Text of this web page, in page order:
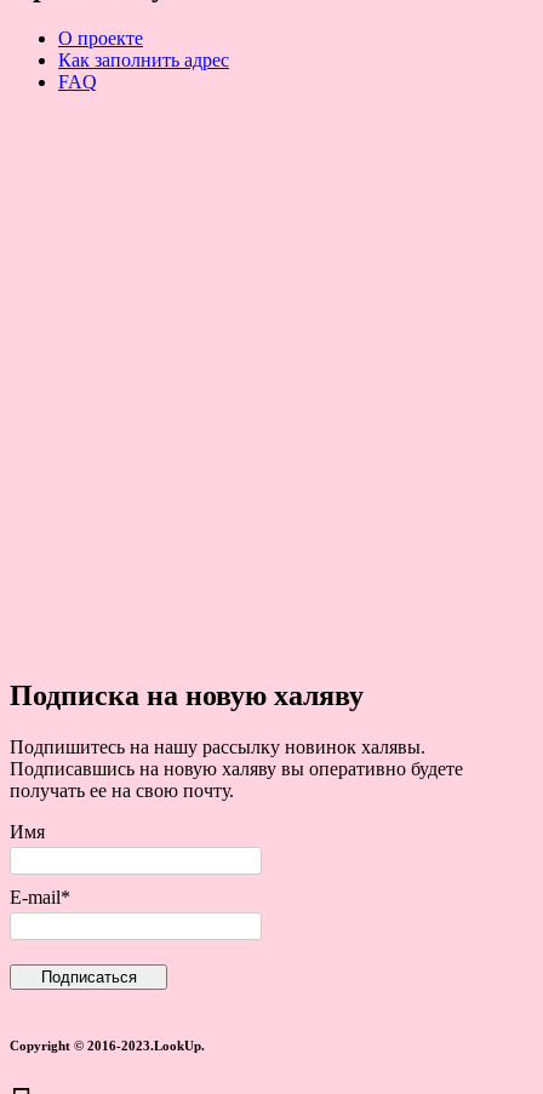
О проекте
Как заполнить адрес
FAQ
Подписка на новую халяву
Подпишитесь на нашу рассылку новинок халявы.
Подписавшись на новую халяву вы оперативно будете
получать ее на свою почту.
Имя
E-mail*
Copyright © 2016-2023.LookUp.